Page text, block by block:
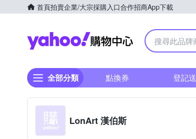
首頁拍賣企業/大宗採購入口合作招商App下載
Yahoo購物中心
全部分類 點換券 登記送
LonArt 漢伯斯